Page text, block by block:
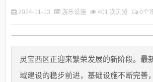
2024-11-13 游乐设施 401 次浏览 0个
灵宝西区正迎来繁荣发展的新阶段。最
域建设的稳步前进，基础设施不断完善